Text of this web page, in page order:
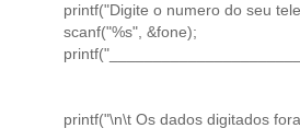
printf("Digite o numero do seu
scanf("%s", &fone);
printf("\n\t Os dados digitados